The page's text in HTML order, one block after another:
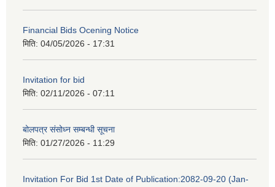
Financial Bids Ocening Notice
मिति: 04/05/2026 - 17:31
Invitation for bid
मिति: 02/11/2026 - 07:11
बोलपत्र संसोध्न सम्बन्धी सूचना
मिति: 01/27/2026 - 11:29
Invitation For Bid 1st Date of Publication:2082-09-20 (Jan-